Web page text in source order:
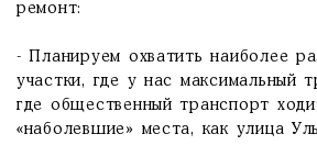
ремонт:
- Планируем охватить наиболее
участки, где у нас максимальный
где общественный транспорт
«наболевшие» места, как улица